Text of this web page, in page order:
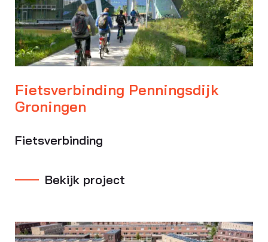
Fietsverbinding Penningsdijk
Groningen
Fietsverbinding
Bekijk project